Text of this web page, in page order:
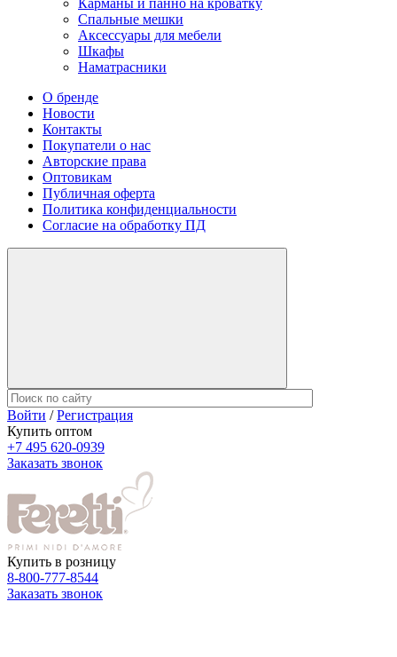
Карманы и панно на кроватку
Спальные мешки
Аксессуары для мебели
Шкафы
Наматрасники
О бренде
Новости
Контакты
Покупатели о нас
Авторские права
Оптовикам
Публичная оферта
Политика конфиденциальности
Согласие на обработку ПД
Войти /Регистрация
Купить оптом
+7 495 620-0939
Заказать звонок
Купить в розницу
8-800-777-8544
Заказать звонок